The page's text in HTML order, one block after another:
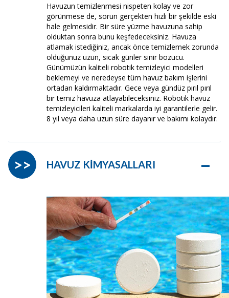
Havuzun temizlenmesi nispeten kolay ve zor
görünmese de, sorun gerçekten hızlı bir şekilde eski
hale gelmesidir. Bir süre yüzme havuzuna sahip
olduktan sonra bunu keşfedeceksiniz. Havuza
atlamak istediğiniz, ancak önce temizlemek zorunda
olduğunuz uzun, sıcak günler sinir bozucu.
Günümüzün kaliteli robotik temizleyici modelleri
beklemeyi ve neredeyse tüm havuz bakım işlerini
ortadan kaldırmaktadır. Gece veya gündüz pırıl pırıl
bir temiz havuza atlayabileceksiniz. Robotik havuz
temizleyicileri kaliteli markalarda iyi garantilerle gelir.
8 yıl veya daha uzun süre dayanır ve bakımı kolaydır.
HAVUZ KİMYASALLARI –
>>